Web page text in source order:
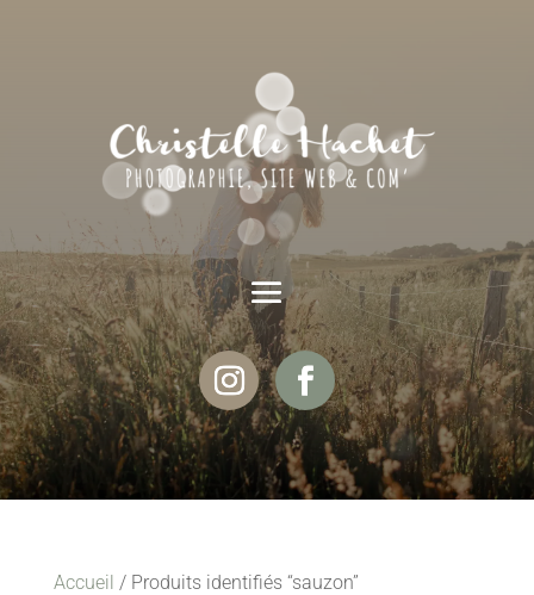
Accueil / Produits identifiés “sauzon”